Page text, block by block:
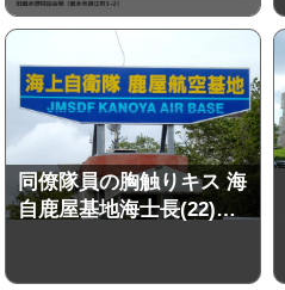
同僚隊員の胸触りキス 海
自鹿屋基地海士長(22)…